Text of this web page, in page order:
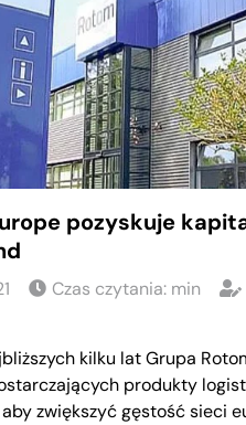
pozyskuje
Czas czytania: min
kilku lat Grupa
produkty
aby zwiększyć gęstość sieci